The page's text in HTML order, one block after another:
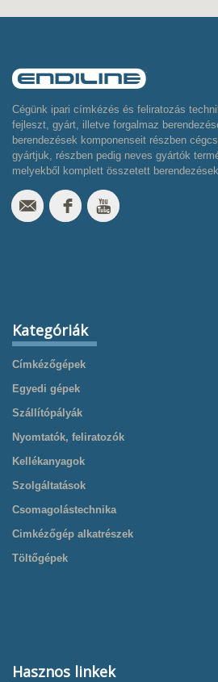
Cégünk ipari címkézés és feliratozás
fejleszt, gyárt, illetve forgalmaz
berendezések komponenseit részben
gyártjuk, részben pedig neves gyártók
melyekből komplett összetett
Kategóriák
Címkézőgépek
Egyedi gépek
Szállítópályák
Nyomtatók, feliratozók
Kellékanyagok
Szolgáltatások
Csomagolástechnika
Cimkézőgép alkatrészek
Töltőgépek
Hasznos linkek